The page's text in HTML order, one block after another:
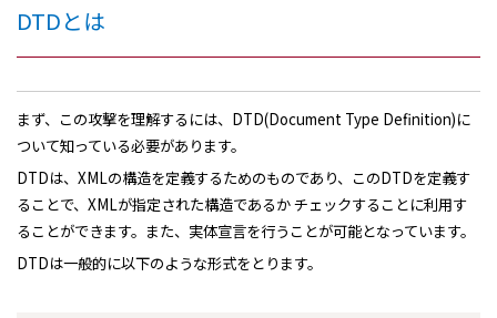
DTDとは
まず、この攻撃を理解するには、DTD(Document Type Definition)に
ついて知っている必要があります。
DTDは、XMLの構造を定義するためのものであり、このDTDを定義す
ることで、XMLが指定された構造であるか チェックすることに利用す
ることができます。また、実体宣言を行うことが可能となっています。
DTDは一般的に以下のような形式をとります。